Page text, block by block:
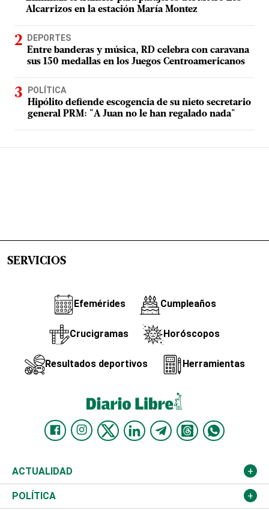
Alcarrizos en la estación María Montez
DEPORTES
Entre banderas y música, RD celebra con caravana
sus 150 medallas en los Juegos Centroamericanos
POLÍTICA
Hipólito defiende escogencia de su nieto secretario
general PRM: "A Juan no le han regalado nada"
SERVICIOS
Efemérides Cumpleaños
Crucigramas Horóscopos
Resultados deportivos Herramientas
ACTUALIDAD
Nacional
POLÍTICA